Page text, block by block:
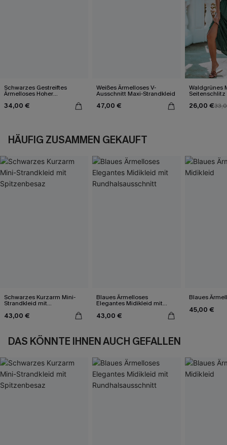
Schwarzes Gestreiftes
Ärmelloses Hoher
34,00 €
Weißes Ärmelloses V-
Ausschnitt Maxi-Strandkleid
47,00 €
Waldgrünes
Seitenschlitz
26,00 €
HÄUFIG ZUSAMMEN GEKAUFT
Schwarzes Kurzarm Mini-
Strandkleid mit
43,00 €
Blaues Ärmelloses
Elegantes Midikleid mit
43,00 €
Blaues
45,00 €
DAS KÖNNTE IHNEN AUCH GEFALLEN